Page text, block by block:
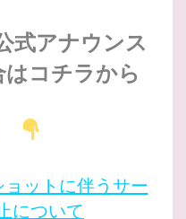
式アナウンス
コチラから
ョットに伴うサー
について